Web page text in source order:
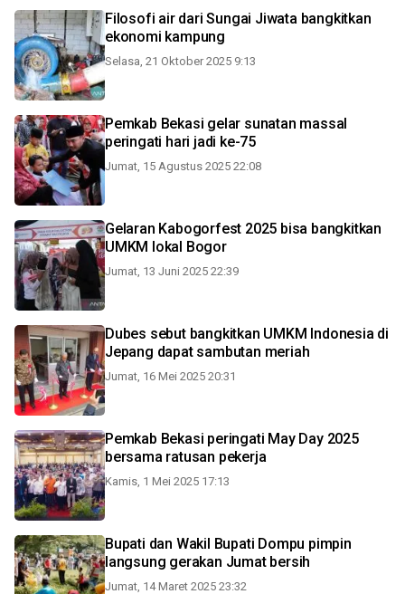
Filosofi air dari Sungai Jiwata bangkitkan
ekonomi kampung
Selasa, 21 Oktober 2025 9:13
Pemkab Bekasi gelar sunatan massal
peringati hari jadi ke-75
Jumat, 15 Agustus 2025 22:08
Gelaran Kabogorfest 2025 bisa bangkitkan
UMKM lokal Bogor
Jumat, 13 Juni 2025 22:39
Dubes sebut bangkitkan UMKM Indonesia di
Jepang dapat sambutan meriah
Jumat, 16 Mei 2025 20:31
Pemkab Bekasi peringati May Day 2025
bersama ratusan pekerja
Kamis, 1 Mei 2025 17:13
Bupati dan Wakil Bupati Dompu pimpin
langsung gerakan Jumat bersih
Jumat, 14 Maret 2025 23:32